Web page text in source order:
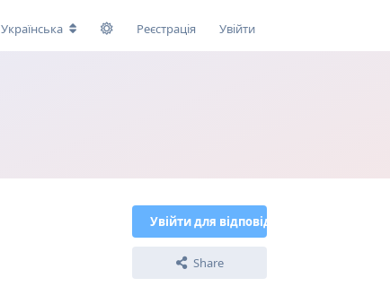
Українська Реєстрація Увійти
Увійти для відповіді
Share